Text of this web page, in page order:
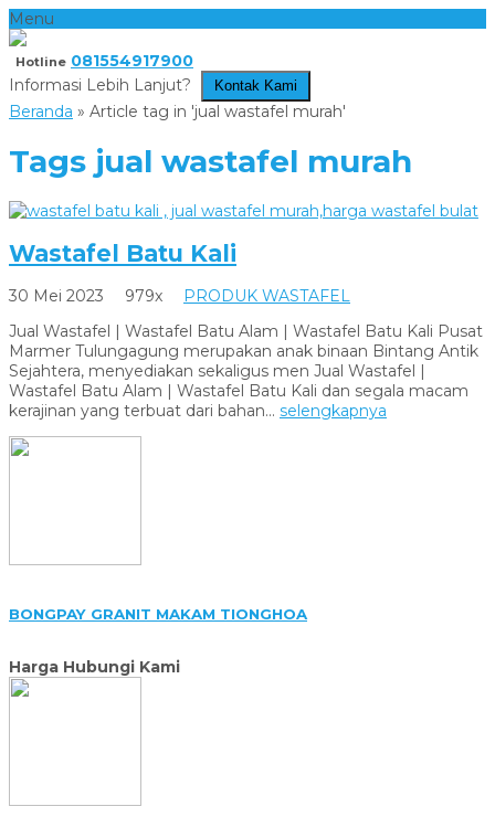
Menu
Hotline 081554917900
Informasi Lebih Lanjut?
Kontak Kami
Beranda » Article tag in 'jual wastafel murah'
Tags jual wastafel murah
Wastafel Batu Kali
30 Mei 2023 979x
PRODUK WASTAFEL
Jual Wastafel | Wastafel Batu Alam | Wastafel Batu Kali Pusat
Marmer Tulungagung merupakan anak binaan Bintang Antik
Sejahtera, menyediakan sekaligus men Jual Wastafel |
Wastafel Batu Alam | Wastafel Batu Kali dan segala macam
kerajinan yang terbuat dari bahan... selengkapnya
BONGPAY GRANIT MAKAM TIONGHOA
Harga Hubungi Kami